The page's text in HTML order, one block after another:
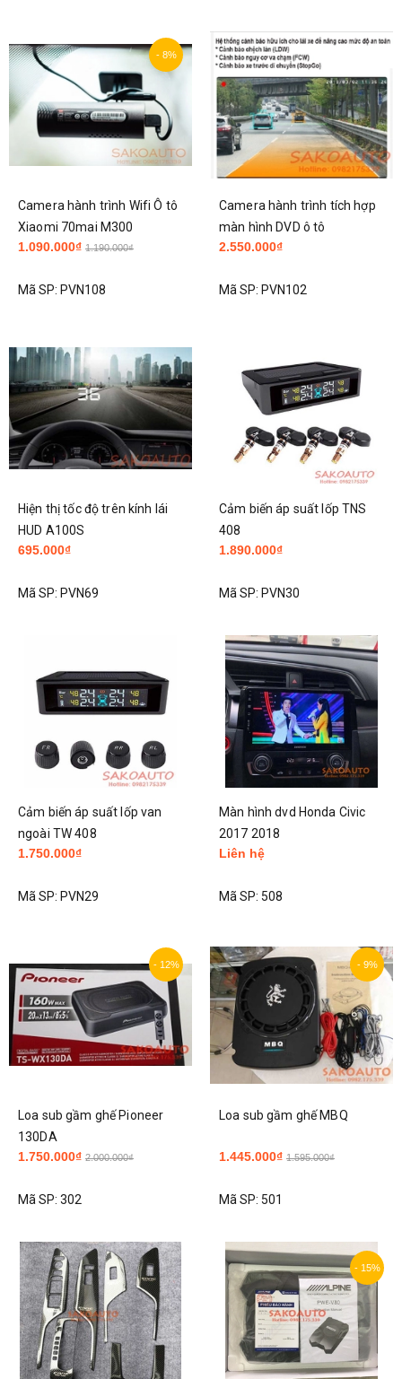
- 8%
Camera hành trình Wifi Ô tô
Xiaomi 70mai M300
1.090.000₫ 1.190.000₫
Mã SP: PVN108
Camera hành trình tích hợp
màn hình DVD ô tô
2.550.000₫
Mã SP: PVN102
Hiện thị tốc độ trên kính lái
HUD A100S
695.000₫
Mã SP: PVN69
Cảm biến áp suất lốp TNS
408
1.890.000₫
Mã SP: PVN30
Cảm biến áp suất lốp van
ngoài TW 408
1.750.000₫
Mã SP: PVN29
Màn hình dvd Honda Civic
2017 2018
Liên hệ
Mã SP: 508
- 12%
Loa sub gầm ghế Pioneer
130DA
1.750.000₫ 2.000.000₫
Mã SP: 302
- 9%
Loa sub gầm ghế MBQ
1.445.000₫ 1.595.000₫
Mã SP: 501
- 15%